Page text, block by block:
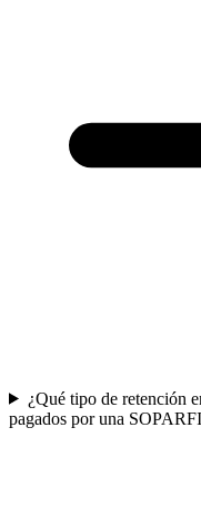
¿Qué tipo de retención
pagados por una